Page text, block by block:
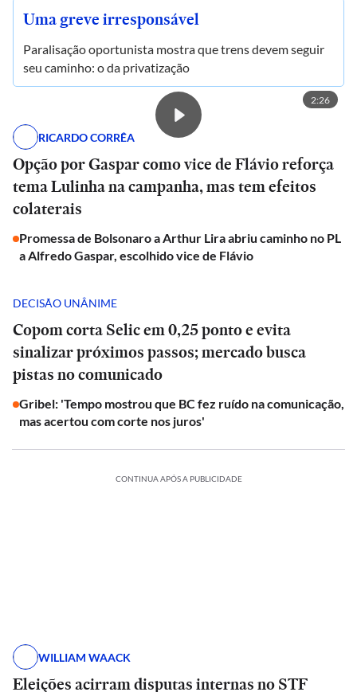
Uma greve irresponsável
Paralisação oportunista mostra que trens devem seguir
seu caminho: o da privatização
2:26
RICARDO CORRÊA
Opção por Gaspar como vice de Flávio reforça
tema Lulinha na campanha, mas tem efeitos
colaterais
Promessa de Bolsonaro a Arthur Lira abriu caminho no PL
a Alfredo Gaspar, escolhido vice de Flávio
DECISÃO UNÂNIME
Copom corta Selic em 0,25 ponto e evita
sinalizar próximos passos; mercado busca
pistas no comunicado
Gribel: 'Tempo mostrou que BC fez ruído na comunicação,
mas acertou com corte nos juros'
CONTINUA APÓS A PUBLICIDADE
WILLIAM WAACK
Eleições acirram disputas internas no STF